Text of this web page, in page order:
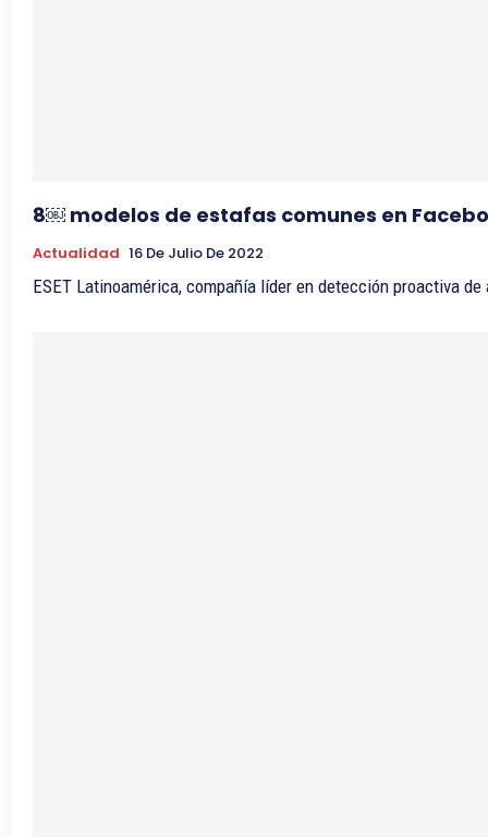
8￼ modelos de estafas comunes en
Actualidad 16 De Julio De 2022
ESET Latinoamérica, compañía líder en detección proactiva